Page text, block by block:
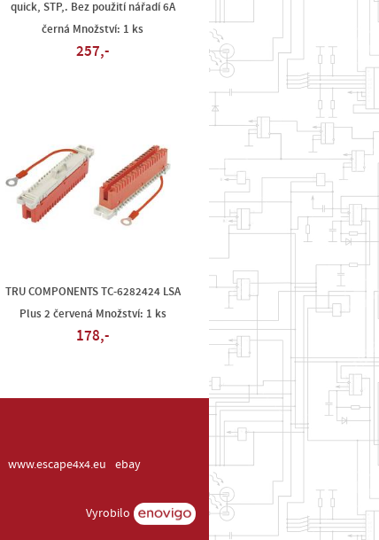
quick, STP,. Bez použití nářadí 6A
černá Množství: 1 ks
257,-
TRU COMPONENTS TC-6282424 LSA
Plus 2 červená Množství: 1 ks
178,-
www.escape4x4.eu ebay
Vyrobilo